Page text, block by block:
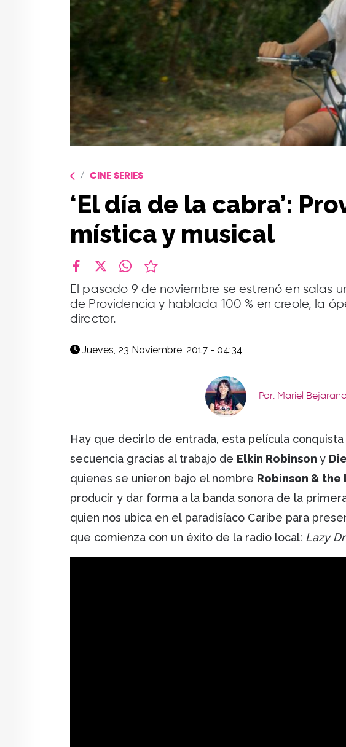
CINE SERIES
‘El día de la cabra’:
mística y musical
El pasado 9 de noviembre se estrenó en salas
de Providencia y hablada 100 % en creole, la
director.
Jueves, 23 Noviembre, 2017 - 04:34
Por: Mariel
Hay que decirlo de entrada, esta película
secuencia gracias al trabajo de Elkin Robinson y
quienes se unieron bajo el nombre Robinson & the
producir y dar forma a la banda sonora de la
quien nos ubica en el paradisíaco Caribe para
que comienza con un éxito de la radio local: Lazy